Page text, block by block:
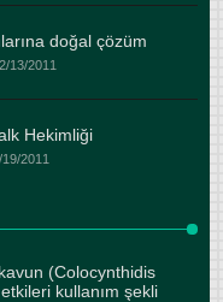
doğal çözüm
13/2011
Hekimliği
2011
(Colocynthidis
kullanım şekli